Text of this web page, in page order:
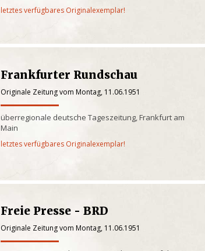
letztes verfügbares Originalexemplar!
Frankfurter Rundschau
Originale Zeitung vom Montag, 11.06.1951
überregionale deutsche Tageszeitung, Frankfurt am
Main
letztes verfügbares Originalexemplar!
Freie Presse - BRD
Originale Zeitung vom Montag, 11.06.1951